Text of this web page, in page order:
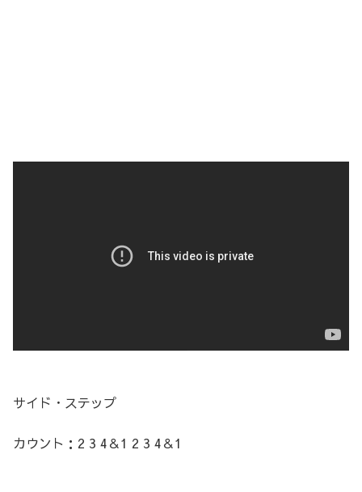
サイド・ステップ
カウント：2 3 4＆1 2 3 4＆1